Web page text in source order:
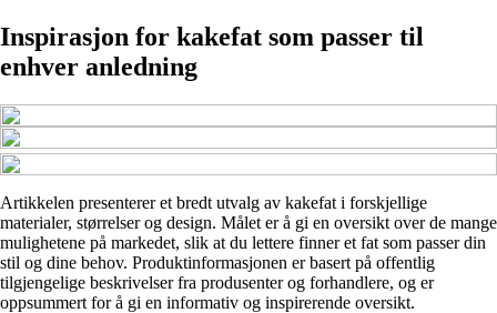
Inspirasjon for kakefat som passer til
enhver anledning
Artikkelen presenterer et bredt utvalg av kakefat i forskjellige
materialer, størrelser og design. Målet er å gi en oversikt over de mange
mulighetene på markedet, slik at du lettere finner et fat som passer din
stil og dine behov. Produktinformasjonen er basert på offentlig
tilgjengelige beskrivelser fra produsenter og forhandlere, og er
oppsummert for å gi en informativ og inspirerende oversikt.